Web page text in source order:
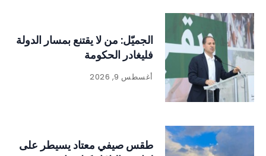
الجميّل: من لا يقتنع بمسار الدولة
فليغادر الحكومة
أغسطس 9, 2026
طقس صيفي معتاد يسيطر على